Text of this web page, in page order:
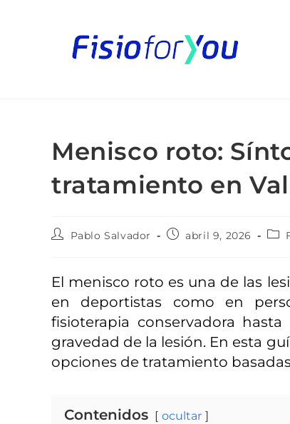
Menisco roto:
tratamiento en
Pablo Salvador abril 9, 2026
El menisco roto es una de las
en deportistas como en
fisioterapia conservadora
gravedad de la lesión. En esta
opciones de tratamiento
Contenidos ocultar